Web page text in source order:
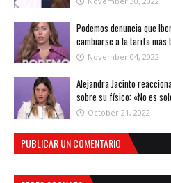
Podemos denuncia que
cambiarse a la tarifa más
November 04, 2022
Alejandra Jacinto
sobre su físico: «No es
October 21, 2022
PUBLICAR UN COMENTARIO